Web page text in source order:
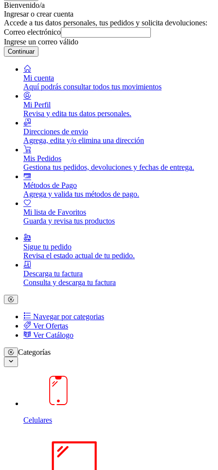
Bienvenido/a
Ingresar o crear cuenta
Accede a tus datos personales, tus pedidos y solicita devoluciones:
Correo electrónico
Ingrese un correo válido
Continuar
Mi cuenta
Aquí podrás consultar todos tus movimientos
Mi Perfil
Revisa y edita tus datos personales.
Direcciones de envio
Agrega, edita y/o elimina una dirección
Mis Pedidos
Gestiona tus pedidos, devoluciones y fechas de entrega.
Métodos de Pago
Agrega y valida tus métodos de pago.
Mi lista de Favoritos
Guarda y revisa tus productos
Sigue tu pedido
Revisa el estado actual de tu pedido.
Descarga tu factura
Consulta y descarga tu factura
Navegar por categorias
Ver Ofertas
Ver Catálogo
Categorías
Celulares